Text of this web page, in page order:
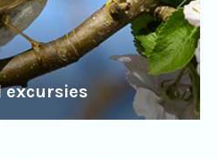
excursies